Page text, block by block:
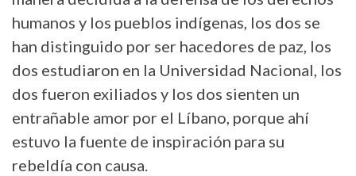
humanos y los pueblos indígenas, los dos se
han distinguido por ser hacedores de paz, los
dos estudiaron en la Universidad Nacional, los
dos fueron exiliados y los dos sienten un
entrañable amor por el Líbano, porque ahí
estuvo la fuente de inspiración para su
rebeldía con causa.